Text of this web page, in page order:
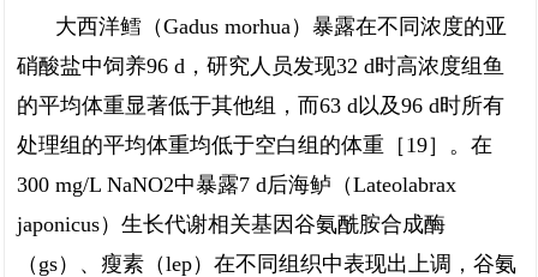
大西洋鳕（Gadus morhua）暴露在不同浓度的亚
硝酸盐中饲养96 d，研究人员发现32 d时高浓度组鱼
的平均体重显著低于其他组，而63 d以及96 d时所有
处理组的平均体重均低于空白组的体重［19］。在
300 mg/L NaNO2中暴露7 d后海鲈（Lateolabrax
japonicus）生长代谢相关基因谷氨酰胺合成酶
（gs）、瘦素（lep）在不同组织中表现出上调，谷氨